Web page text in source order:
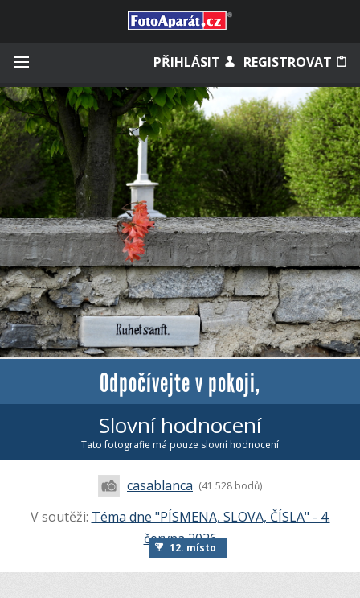
PŘIHLÁSIT REGISTROVAT
Zapamatovat
Zapomněli jste heslo?
Měli jste účet na starém webu?
Odpočívejte v pokoji,
Slovní hodnocení
Tato fotografie má pouze slovní hodnocení
casablanca (41 528 bodů)
V soutěži: Téma dne "PÍSMENA, SLOVA, ČÍSLA" - 4.
června 2026
12. místo